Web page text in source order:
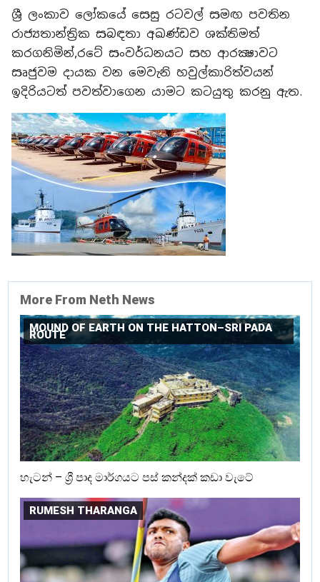
ශ්‍රී ලංකාව ලෝකයේ සෙසු රටවල් සමඟ පවතින
රාජ්‍යතාන්ත්‍රික සබඳතා අඛණ්ඩව ශක්තිමත්
කරගනිමින්,රටේ සංවර්ධනයට සහ ආරක්‍ෂාවට
සෘජුවම දායක වන මෙවැනි හවුල්කාරිත්වයන්
ඉදිරියටත් පවත්වාගෙන යාමට කටයුතු කරනු ඇත.
More From Neth News
MOUND OF EARTH ON THE HATTON–SRI PADA
ROUTE
හැටන් – ශ්‍රී පාද මාර්ගයට පස් කන්දක් කඩා වැටේ
RUMESH THARANGA